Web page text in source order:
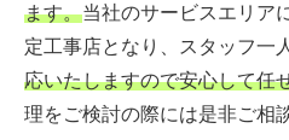
ます。当社のサービスエリア
定工事店となり、スタッフ一
応いたしますので安心して任
理をご検討の際には是非ご相